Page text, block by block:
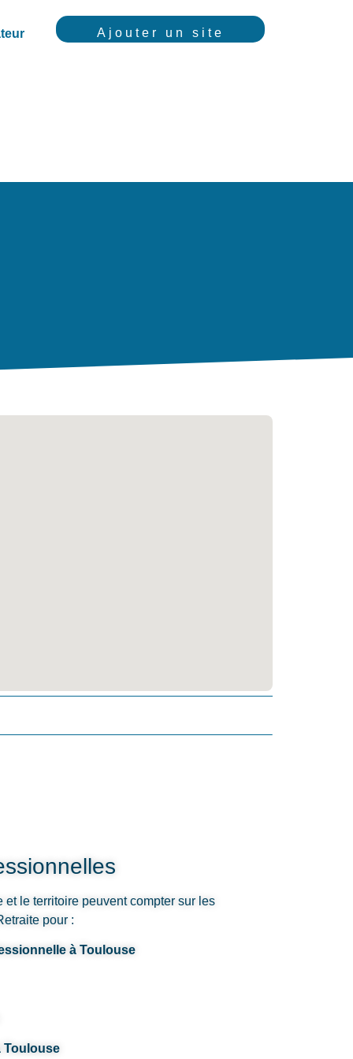
Ajouter un site
le territoire peuvent compter sur les
pour :
à Toulouse
Toulouse